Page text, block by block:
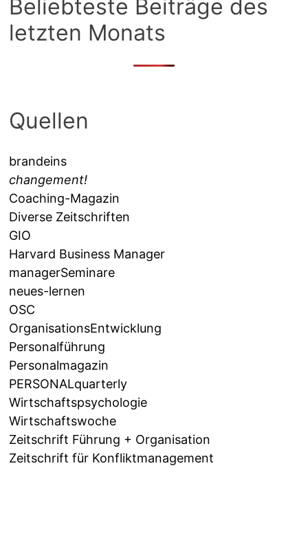
Beliebteste Beiträge des
letzten Monats
Quellen
brandeins
changement!
Coaching-Magazin
Diverse Zeitschriften
GIO
Harvard Business Manager
managerSeminare
neues-lernen
OSC
OrganisationsEntwicklung
Personalführung
Personalmagazin
PERSONALquarterly
Wirtschaftspsychologie
Wirtschaftswoche
Zeitschrift Führung + Organisation
Zeitschrift für Konfliktmanagement